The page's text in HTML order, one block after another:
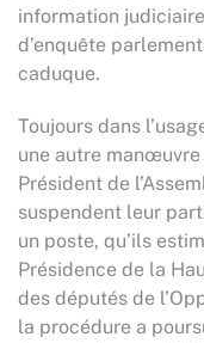
information
d’enquête
caduque.
Toujours dans
une autre
Président de
suspendent leur
un poste, qu’ils
Présidence de la
des députés de
la procédure a